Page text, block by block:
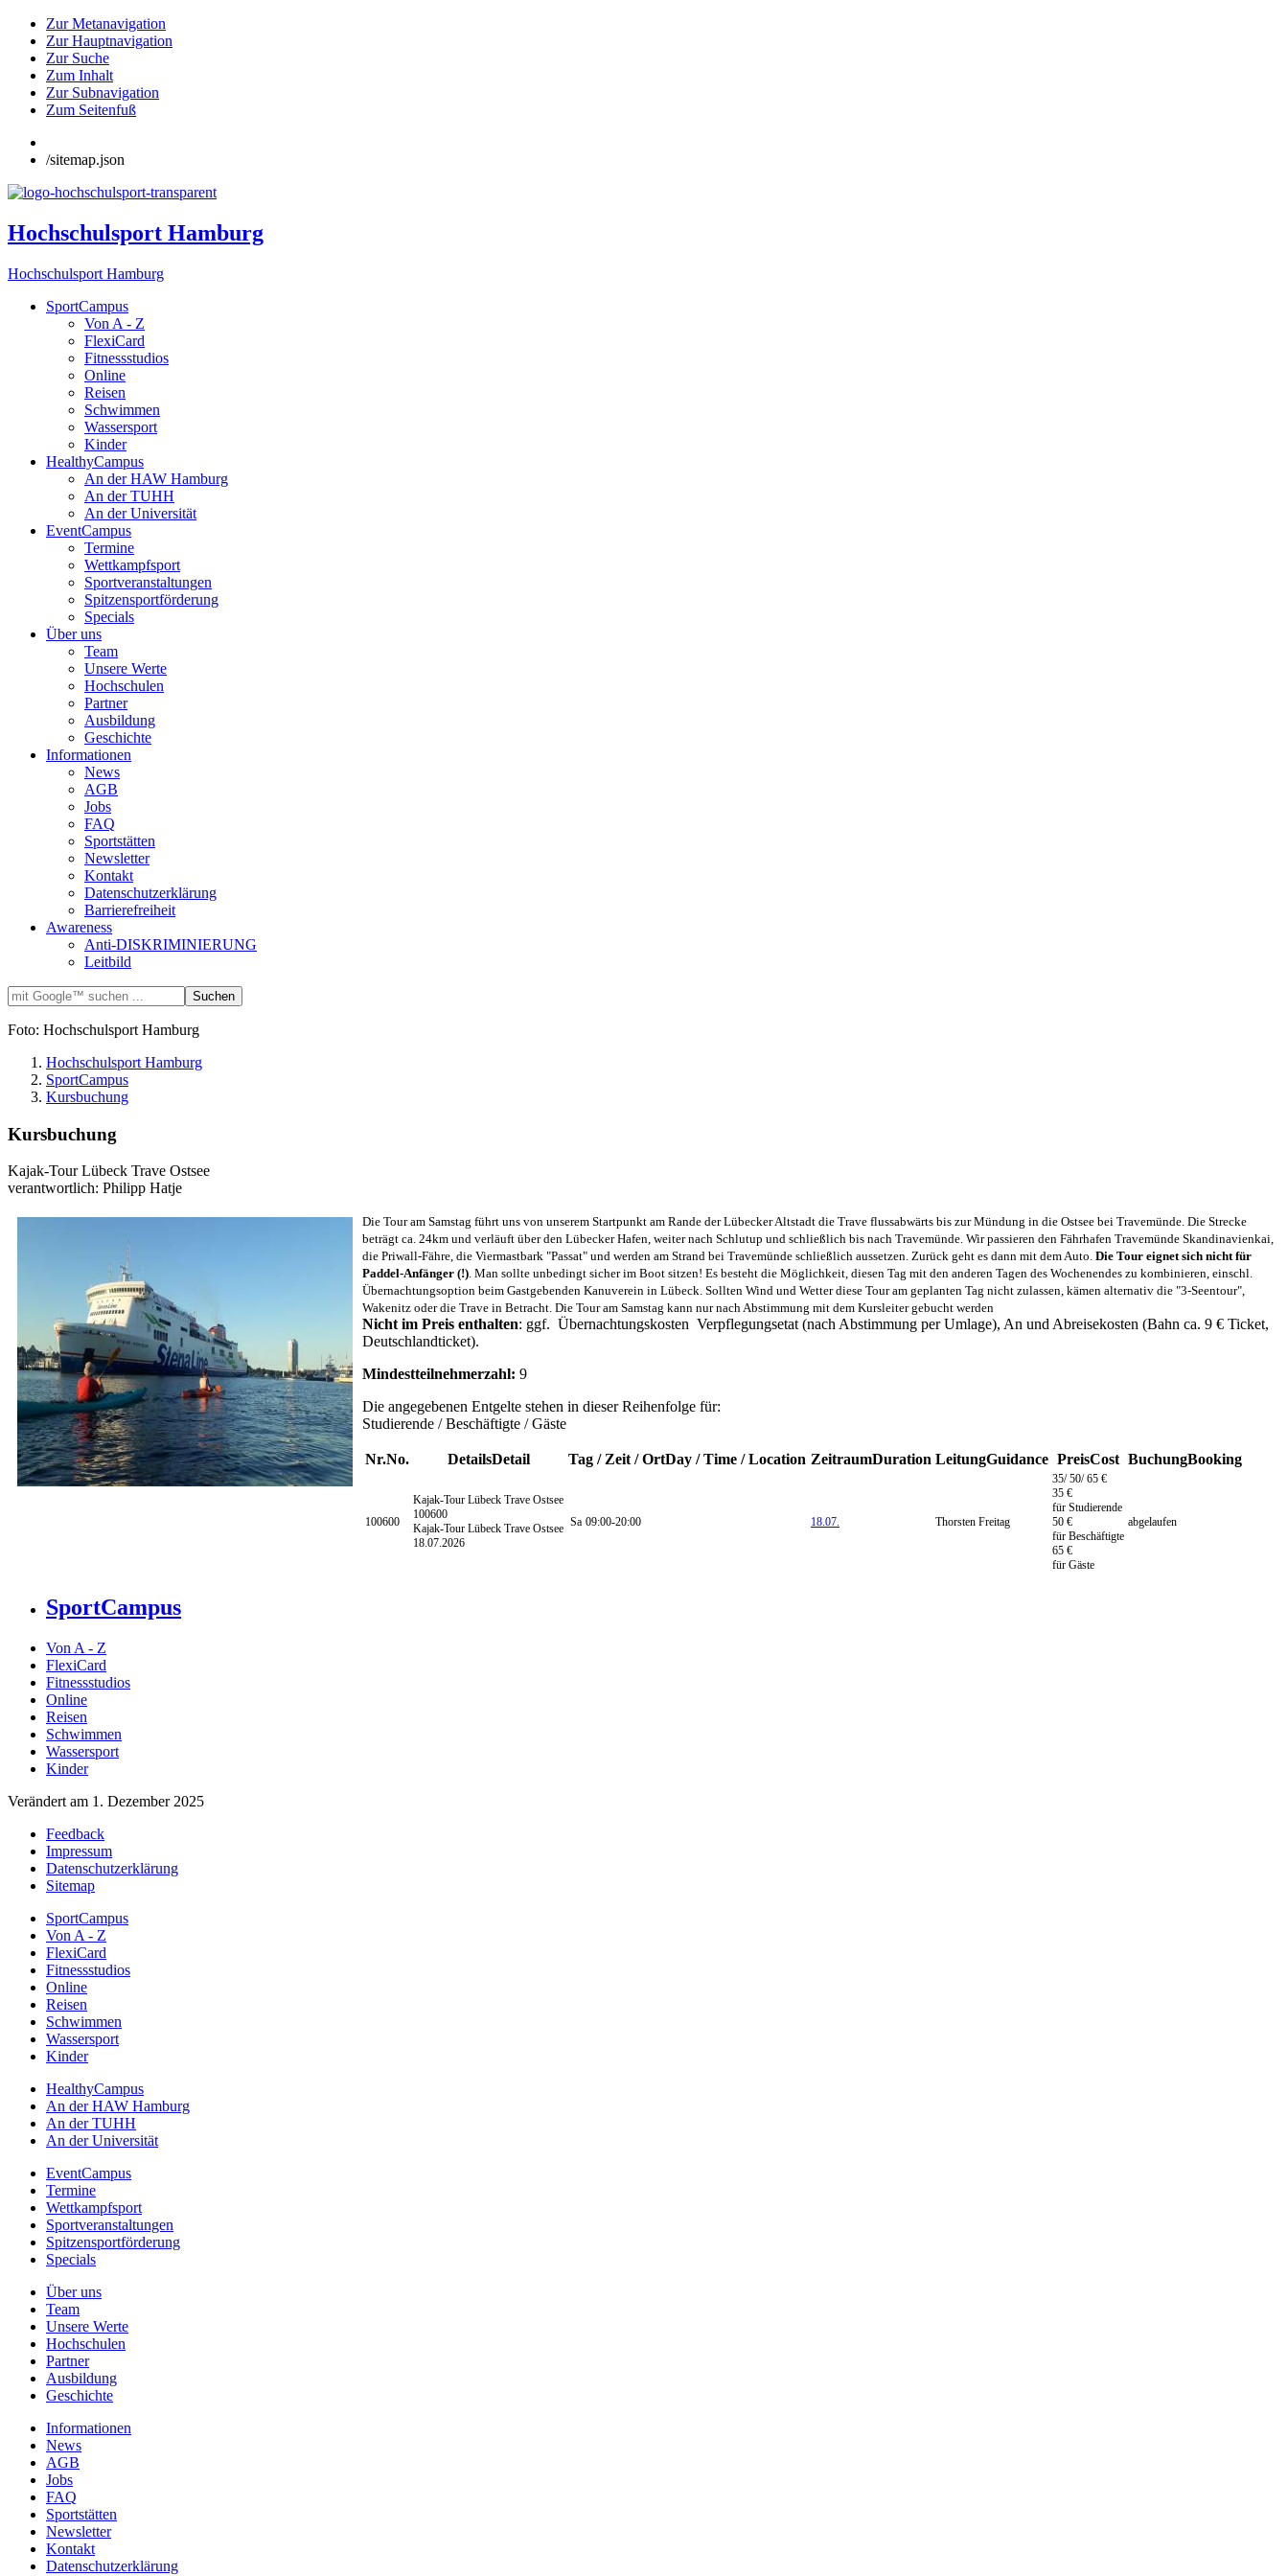
Zur Metanavigation
Zur Hauptnavigation
Zur Suche
Zum Inhalt
Zur Subnavigation
Zum Seitenfuß
/sitemap.json
Hochschulsport Hamburg
Hochschulsport Hamburg
SportCampus
Von A - Z
FlexiCard
Fitnessstudios
Online
Reisen
Schwimmen
Wassersport
Kinder
HealthyCampus
An der HAW Hamburg
An der TUHH
An der Universität
EventCampus
Termine
Wettkampfsport
Sportveranstaltungen
Spitzensportförderung
Specials
Über uns
Team
Unsere Werte
Hochschulen
Partner
Ausbildung
Geschichte
Informationen
News
AGB
Jobs
FAQ
Sportstätten
Newsletter
Kontakt
Datenschutzerklärung
Barrierefreiheit
Awareness
Anti-DISKRIMINIERUNG
Leitbild
Foto: Hochschulsport Hamburg
Hochschulsport Hamburg
SportCampus
Kursbuchung
Kursbuchung
Kajak-Tour Lübeck Trave Ostsee
verantwortlich: Philipp Hatje
Die Tour am Samstag führt uns von unserem Startpunkt am Rande der Lübecker Altstadt die Trave flussabwärts bis zur Mündung in die Ostsee bei Travemünde. Die Strecke
beträgt ca. 24km und verläuft über den Lübecker Hafen, weiter nach Schlutup und schließlich bis nach Travemünde. Wir passieren den Fährhafen Travemünde Skandinavienkai,
die Priwall-Fähre, die Viermastbark "Passat" und werden am Strand bei Travemünde schließlich aussetzen. Zurück geht es dann mit dem Auto. Die Tour eignet sich nicht für
Paddel-Anfänger (!). Man sollte unbedingt sicher im Boot sitzen! Es besteht die Möglichkeit, diesen Tag mit den anderen Tagen des Wochenendes zu kombinieren, einschl.
Übernachtungsoption beim Gastgebenden Kanuverein in Lübeck. Sollten Wind und Wetter diese Tour am geplanten Tag nicht zulassen, kämen alternativ die "3-Seentour",
Wakenitz oder die Trave in Betracht. Die Tour am Samstag kann nur nach Abstimmung mit dem Kursleiter gebucht werden
Nicht im Preis enthalten: ggf. Übernachtungskosten Verpflegungsetat (nach Abstimmung per Umlage), An und Abreisekosten (Bahn ca. 9 € Ticket,
Deutschlandticket).
Mindestteilnehmerzahl: 9
Die angegebenen Entgelte stehen in dieser Reihenfolge für:
Studierende / Beschäftigte / Gäste
Nr.No. DetailsDetail Tag / Zeit / OrtDay / Time / Location ZeitraumDuration LeitungGuidance PreisCost BuchungBooking
100600
Kajak-Tour Lübeck Trave Ostsee
100600
Kajak-Tour Lübeck Trave Ostsee
18.07.2026
Sa 09:00-20:00 18.07. Thorsten Freitag
35/ 50/ 65 €
35 €
für Studierende
50 €
für Beschäftigte
65 €
für Gäste
abgelaufen
SportCampus
Von A - Z
FlexiCard
Fitnessstudios
Online
Reisen
Schwimmen
Wassersport
Kinder
Verändert am 1. Dezember 2025
Feedback
Impressum
Datenschutzerklärung
Sitemap
SportCampus
Von A - Z
FlexiCard
Fitnessstudios
Online
Reisen
Schwimmen
Wassersport
Kinder
HealthyCampus
An der HAW Hamburg
An der TUHH
An der Universität
EventCampus
Termine
Wettkampfsport
Sportveranstaltungen
Spitzensportförderung
Specials
Über uns
Team
Unsere Werte
Hochschulen
Partner
Ausbildung
Geschichte
Informationen
News
AGB
Jobs
FAQ
Sportstätten
Newsletter
Kontakt
Datenschutzerklärung